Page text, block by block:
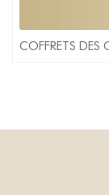
COFFRETS DES